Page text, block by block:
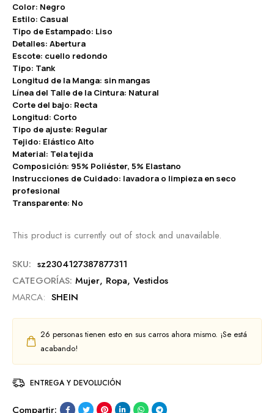
Color: Negro
Estilo: Casual
Tipo de Estampado: Liso
Detalles: Abertura
Escote: cuello redondo
Tipo: Tank
Longitud de la Manga: sin mangas
Línea del Talle de la Cintura: Natural
Corte del bajo: Recta
Longitud: Corto
Tipo de ajuste: Regular
Tejido: Elástico Alto
Material: Tela tejida
Composición: 95% Poliéster, 5% Elastano
Instrucciones de Cuidado: lavadora o limpieza en seco
profesional
Transparente: No
This product is currently out of stock and unavailable.
SKU: sz2304127387877311
CATEGORÍAS: Mujer, Ropa, Vestidos
MARCA: SHEIN
26 personas tienen esto en sus carros ahora mismo. ¡Se está
acabando!
ENTREGA Y DEVOLUCIÓN
Compartir: